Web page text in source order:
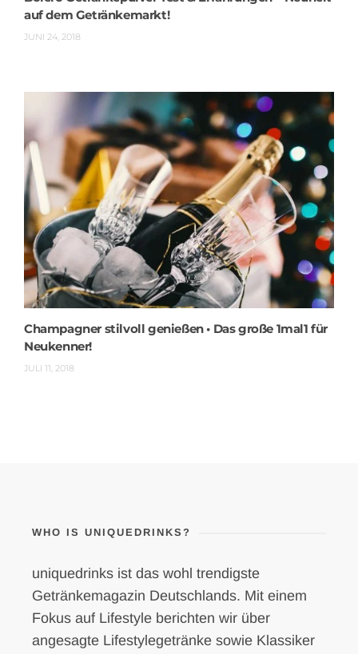
auf dem Getränkemarkt!
JUNI 24, 2018
Champagner stilvoll genießen • Das große 1mal1 für
Neukenner!
JULI 11, 2018
WHO IS UNIQUEDRINKS?
uniquedrinks ist das wohl trendigste
Getränkemagazin Deutschlands. Mit einem
Fokus auf Lifestyle berichten wir über
angesagte Lifestylegetränke sowie Klassiker